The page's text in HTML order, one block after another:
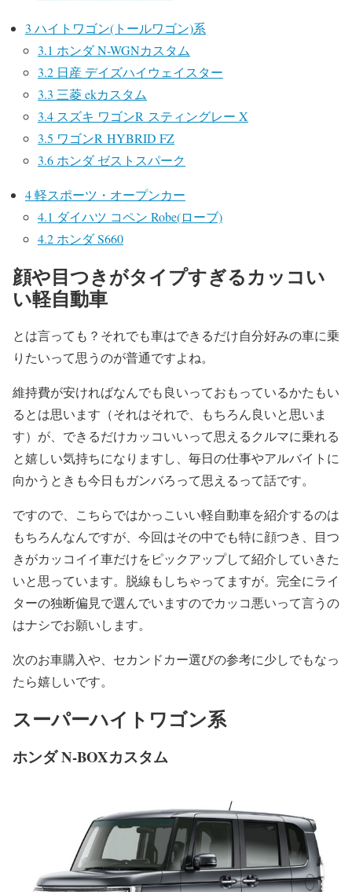
3 ハイトワゴン(トールワゴン)系
3.1 ホンダ N-WGNカスタム
3.2 日産 デイズハイウェイスター
3.3 三菱 ekカスタム
3.4 スズキ ワゴンR スティングレー X
3.5 ワゴンR HYBRID FZ
3.6 ホンダ ゼストスパーク
4軽スポーツ・オープンカー
4.1 ダイハツ コペン Robe(ローブ)
4.2 ホンダ S660
顔や目つきがタイプすぎるカッコい
い軽自動車
とは言っても？それでも車はできるだけ自分好みの車に乗
りたいって思うのが普通ですよね。
維持費が安ければなんでも良いっておもっているかたもい
るとは思います（それはそれで、もちろん良いと思いま
す）が、できるだけカッコいいって思えるクルマに乗れる
と嬉しい気持ちになりますし、毎日の仕事やアルバイトに
向かうときも今日もガンバろって思えるって話です。
ですので、こちらではかっこいい軽自動車を紹介するのは
もちろんなんですが、今回はその中でも特に顔つき、目つ
きがカッコイイ車だけをピックアップして紹介していきた
いと思っています。脱線もしちゃってますが。完全にライ
ターの独断偏見で選んでいますのでカッコ悪いって言うの
はナシでお願いします。
次のお車購入や、セカンドカー選びの参考に少しでもなっ
たら嬉しいです。
スーパーハイトワゴン系
ホンダ N-BOXカスタム